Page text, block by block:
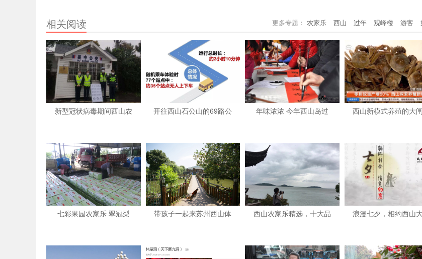
更多专题： 农家乐 西山 过年 观峰楼 游客
相关阅读
新型冠状病毒期间西山农 开往西山石公山的69路公 年味浓浓 今年西山岛过 西山新模式养殖的大
七彩果园农家乐 翠冠梨 带孩子一起来苏州西山体 西山农家乐精选，十大品 浪漫七夕，相约西山